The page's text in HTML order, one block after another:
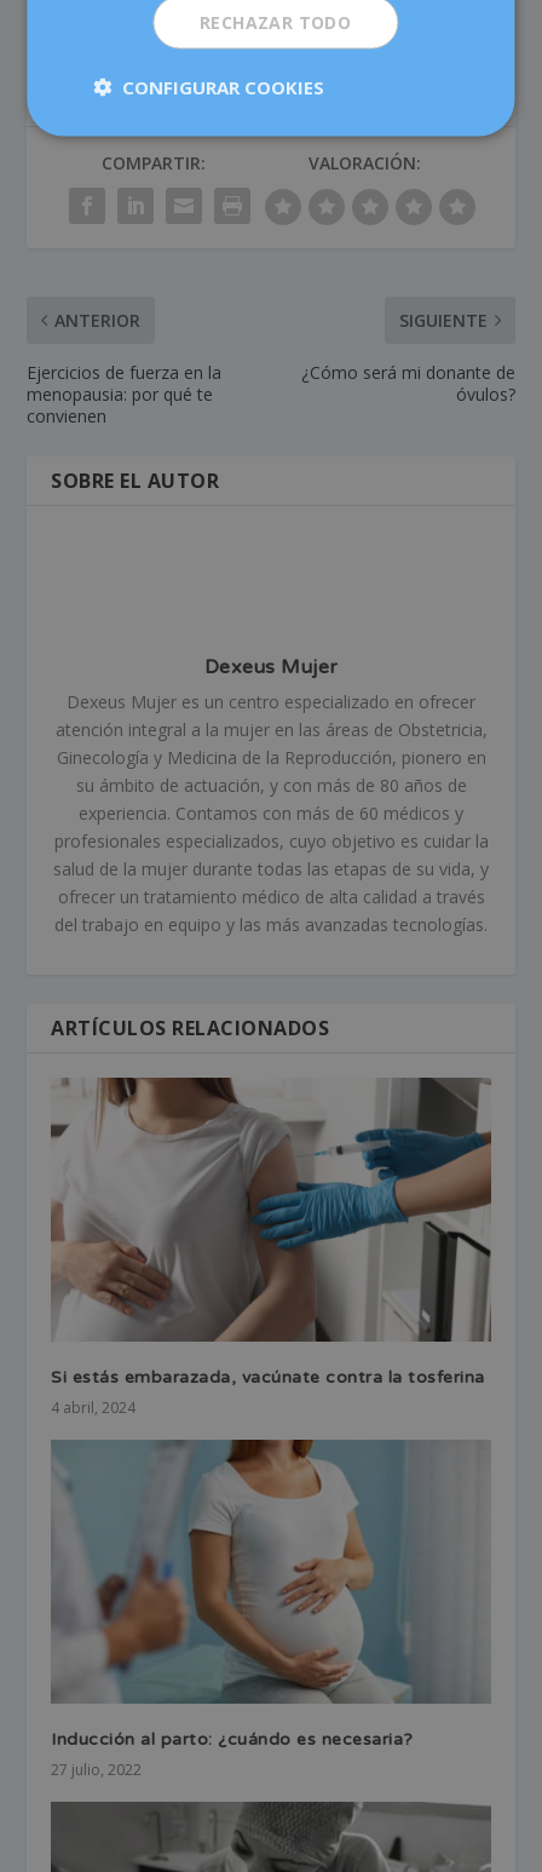
COMPARTIR: VALORACIÓN:
ANTERIOR
Ejercicios de fuerza en la
menopausia: por qué te
convienen
SIGUIENTE
¿Cómo será mi donante de
óvulos?
SOBRE EL AUTOR
Dexeus Mujer
Dexeus Mujer es un centro especializado en ofrecer
atención integral a la mujer en las áreas de Obstetricia,
Ginecología y Medicina de la Reproducción, pionero en
su ámbito de actuación, y con más de 80 años de
experiencia. Contamos con más de 60 médicos y
profesionales especializados, cuyo objetivo es cuidar la
salud de la mujer durante todas las etapas de su vida, y
ofrecer un tratamiento médico de alta calidad a través
del trabajo en equipo y las más avanzadas tecnologías.
ARTÍCULOS RELACIONADOS
Si estás embarazada, vacúnate contra la tosferina
4 abril, 2024
Inducción al parto: ¿cuándo es necesaria?
27 julio, 2022
RECHAZAR TODO
CONFIGURAR COOKIES